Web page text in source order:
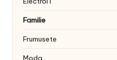
Familie
Frumusete
Moda